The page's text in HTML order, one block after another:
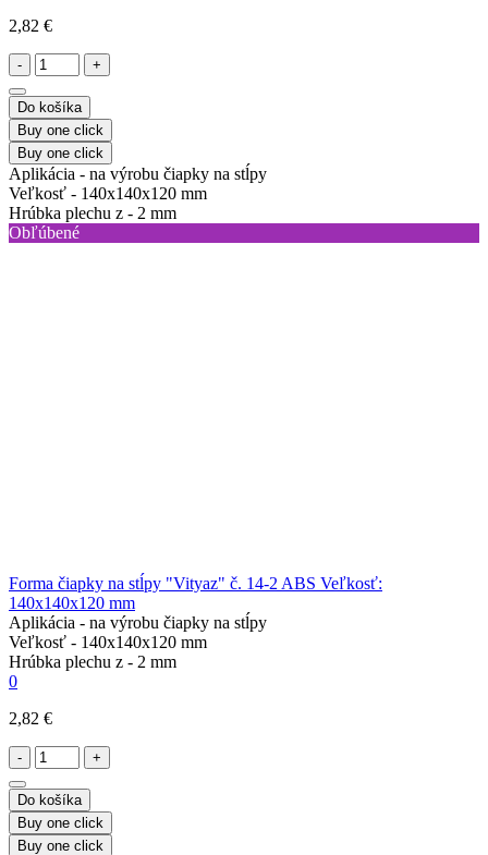
2,82 €
- +
Do košíka
Buy one click
Buy one click
Aplikácia - na výrobu čiapky na stĺpy
Veľkosť - 140x140x120 mm
Hrúbka plechu z - 2 mm
Obľúbené
Forma čiapky na stĺpy "Vityaz" č. 14-2 ABS Veľkosť:
140x140x120 mm
Aplikácia - na výrobu čiapky na stĺpy
Veľkosť - 140x140x120 mm
Hrúbka plechu z - 2 mm
0
2,82 €
- +
Do košíka
Buy one click
Buy one click